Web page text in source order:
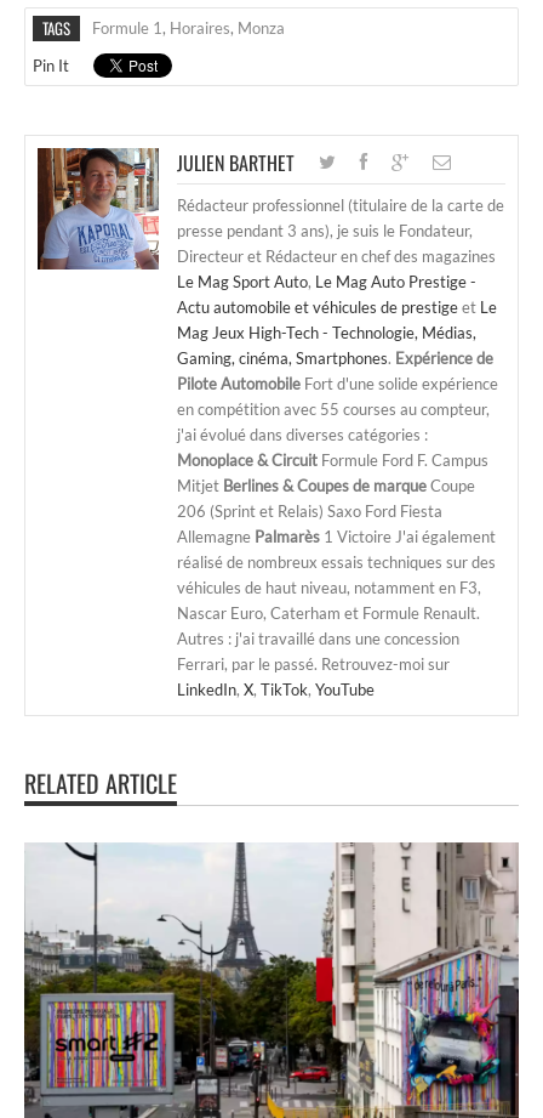
TAGS Formule 1, Horaires, Monza
Pin It
JULIEN BARTHET
Rédacteur professionnel (titulaire de la carte de
presse pendant 3 ans), je suis le Fondateur,
Directeur et Rédacteur en chef des magazines
Le Mag Sport Auto, Le Mag Auto Prestige -
Actu automobile et véhicules de prestigeet Le
Mag Jeux High-Tech - Technologie, Médias,
Gaming, cinéma, Smartphones. Expérience de
Pilote Automobile Fort d'une solide expérience
en compétition avec 55 courses au compteur,
j'ai évolué dans diverses catégories :
Monoplace & Circuit Formule Ford F. Campus
Mitjet Berlines & Coupes de marqueCoupe
206 (Sprint et Relais) Saxo Ford Fiesta
Allemagne Palmarès 1 Victoire J'ai également
réalisé de nombreux essais techniques sur des
véhicules de haut niveau, notamment en F3,
Nascar Euro, Caterham et Formule Renault.
Autres : j'ai travaillé dans une concession
Ferrari, par le passé. Retrouvez-moi sur
LinkedIn, X, TikTok, YouTube
RELATED ARTICLE